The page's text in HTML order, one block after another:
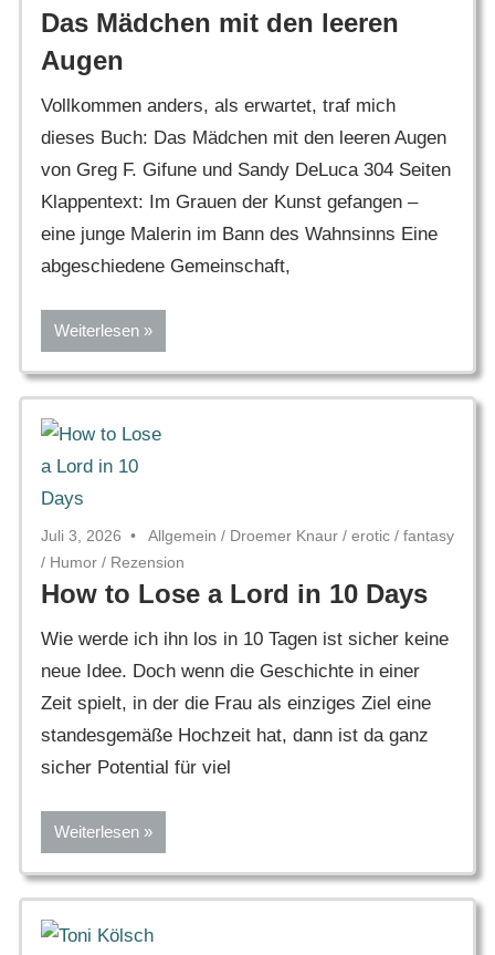
Das Mädchen mit den leeren
Augen
Vollkommen anders, als erwartet, traf mich
dieses Buch: Das Mädchen mit den leeren Augen
von Greg F. Gifune und Sandy DeLuca 304 Seiten
Klappentext: Im Grauen der Kunst gefangen –
eine junge Malerin im Bann des Wahnsinns Eine
abgeschiedene Gemeinschaft,
Weiterlesen
Juli 3, 2026 Allgemein / Droemer Knaur / erotic / fantasy
/ Humor / Rezension
How to Lose a Lord in 10 Days
Wie werde ich ihn los in 10 Tagen ist sicher keine
neue Idee. Doch wenn die Geschichte in einer
Zeit spielt, in der die Frau als einziges Ziel eine
standesgemäße Hochzeit hat, dann ist da ganz
sicher Potential für viel
Weiterlesen